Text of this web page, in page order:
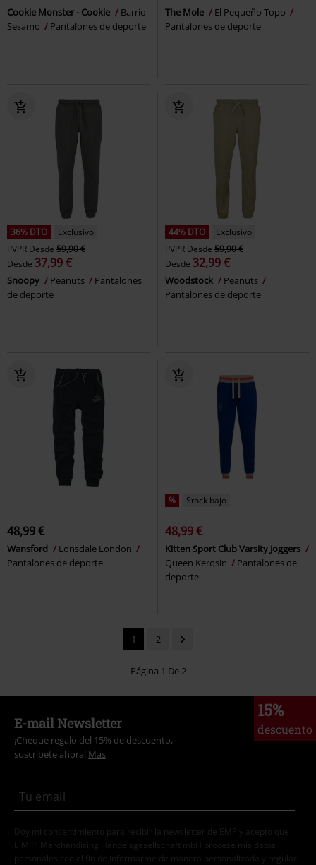
Cookie Monster - Cookie
Barrio
Sesamo
Pantalones de deporte
The Mole
El Pequeño Topo
Pantalones de deporte
36% DTO
Exclusivo
PVPR Desde 59,90 €
Desde 37,99 €
Snoopy Peanuts
Pantalones
de deporte
44% DTO
Exclusivo
PVPR Desde 59,90 €
Desde 32,99 €
Woodstock
Peanuts
Pantalones de deporte
48,99 €
Wansford
Lonsdale London
Pantalones de deporte
% Stock bajo
48,99 €
Kitten Sport Club Varsity Joggers
Queen Kerosin
Pantalones de
deporte
1 2
Página 1 De 2
15%
descuento
E-mail Newsletter
¡Cheque regalo del 15% de descuento,
suscríbete ahora! Más
Doy mi consentimiento para recibir la newsletter de EMP y acepto que
E.M.P. Merchandising Handelsgesellschaft mbH procese mis datos
personales con el fin de informarme de manera personalizada y regular